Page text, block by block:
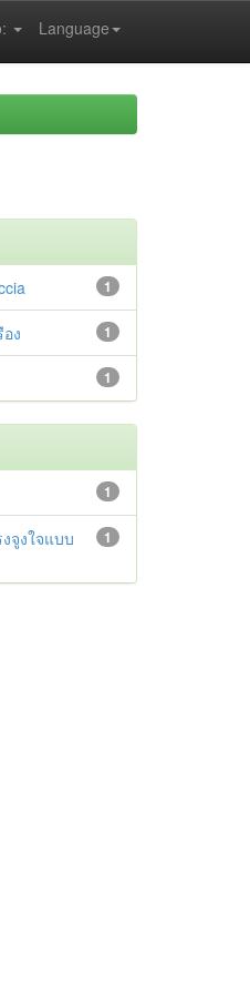
Language
1
1
ง
1
1
1
จูงใจแบบ